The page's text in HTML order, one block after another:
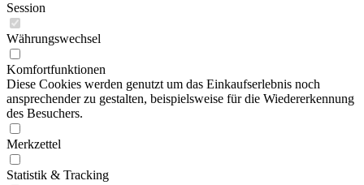
Session
Währungswechsel
Komfortfunktionen
Diese Cookies werden genutzt um das Einkaufserlebnis noch
ansprechender zu gestalten, beispielsweise für die Wiedererkennung
des Besuchers.
Merkzettel
Statistik & Tracking